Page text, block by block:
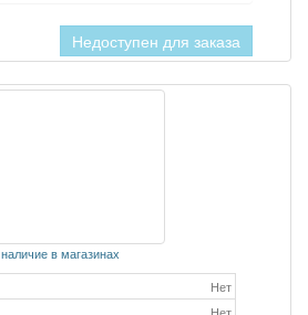
Недоступен для заказа
наличие в магазинах
Нет